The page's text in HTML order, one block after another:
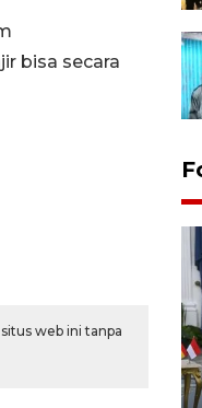
bisa secara
web ini tanpa